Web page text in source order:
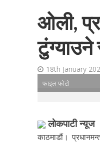
ओली,
टुंग्याउने
18th January
फाइल फोटो
लाेकपाटी न्यूज
काठमाडौं।